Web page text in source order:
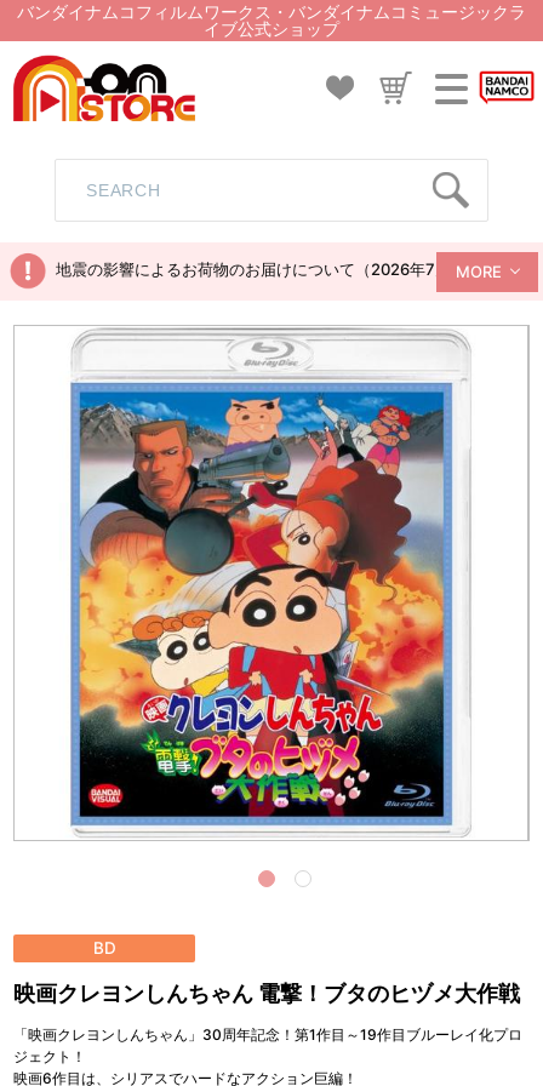
バンダイナムコフィルムワークス・バンダイナムコミュージックラ
イブ公式ショップ
地震の影響によるお荷物のお届けについて（2026年7月28日現在）
MORE
BD
映画クレヨンしんちゃん 電撃！ブタのヒヅメ大作戦
「映画クレヨンしんちゃん」30周年記念！第1作目～19作目ブルーレイ化プロ
ジェクト！
映画6作目は、シリアスでハードなアクション巨編！